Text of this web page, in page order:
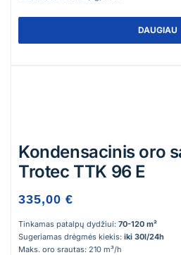
DAUGIAU
Kondensacinis oro
Trotec TTK 96 E
335,00 €
Tinkamas patalpų dydžiui: 70-120 m²
Sugeriamas drėgmės kiekis: iki 30l/24h
Maks. oro srautas: 210 m³/h